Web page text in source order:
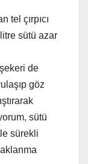
tel çırpıcı
litre sütü azar
de
göz
sütü
sürekli